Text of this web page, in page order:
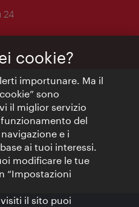
24
cookie?
importunare. Ma il
sono
il miglior servizio
del
e i
ai tuoi interessi.
modificare le tue
“Impostazioni
il sito puoi